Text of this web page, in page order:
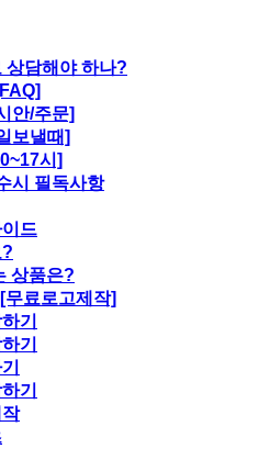
상담해야 하나?
안/주문]
보낼때]
시]
시 필독사항
드
상품은?
료로고제작]
기
기
기